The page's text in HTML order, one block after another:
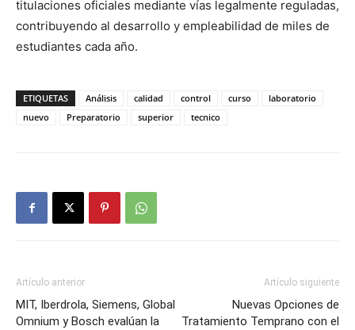
titulaciones oficiales mediante vías legalmente reguladas,
contribuyendo al desarrollo y empleabilidad de miles de
estudiantes cada año.
ETIQUETAS Análisis calidad control curso
laboratorio
nuevo
Preparatorio superior tecnico
Artículo anterior
MIT, Iberdrola, Siemens, Global
Omnium y Bosch evalúan la
Artículo siguiente
Nuevas Opciones de
Tratamiento Temprano con el